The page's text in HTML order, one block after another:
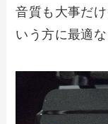
音質も大事だ
いう方に最適な